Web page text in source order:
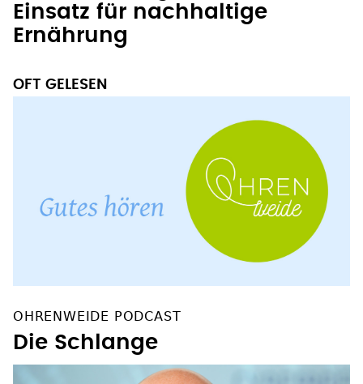
Einsatz für nachhaltige
Ernährung
OFT GELESEN
OHRENWEIDE PODCAST
Die Schlange